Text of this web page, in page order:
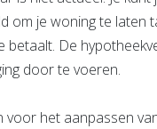
om je woning te laten
De
door te voeren.
het aanpassen